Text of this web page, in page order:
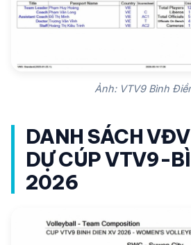
Ảnh: VTV9 Bình
DANH SÁCH
DỰ CÚP VTV9-
2026